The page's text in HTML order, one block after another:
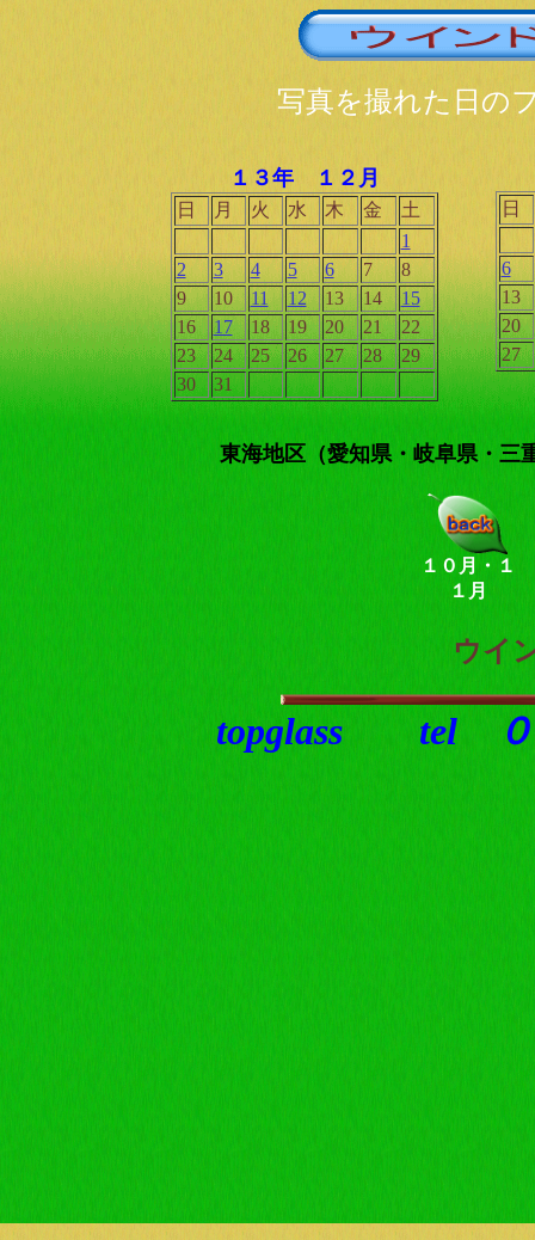
日
6
13
20
27
１３年 １２月
日 月 火 水 木 金
土
1
2
3 4 5 6 7
8
9
10 11 12 13 14
15
16
17 18 19 20 21
22
23
24 25 26 27 28
29
30
31
写真を撮れた日の
東海地区（愛知県・岐阜県・三
１０月・１
１月
ウイ
topglass tel ０